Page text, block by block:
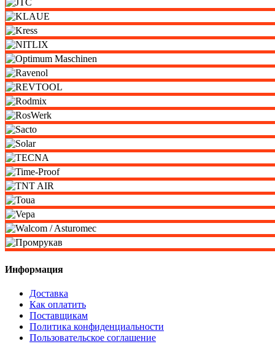
Информация
Доставка
Как оплатить
Поставщикам
Политика конфиденциальности
Пользовательское соглашение